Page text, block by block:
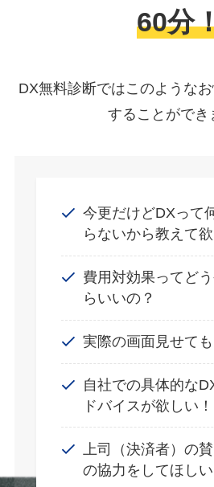
60分
DX無料診断ではこのような
することができ
今更だけどDXって
らないから教えて欲
費用対効果ってど
らいいの？
実際の画面見せて
自社での具体的な
ドバイスが欲しい！
上司（決済者）の
の協力をしてほしい